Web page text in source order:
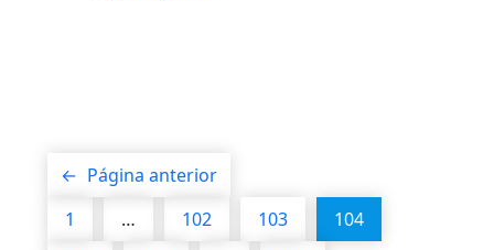
← Página anterior
1
… 102 103
104